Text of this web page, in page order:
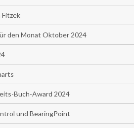
Fitzek
den Monat Oktober 2024
Buch-Award 2024
und BearingPoint